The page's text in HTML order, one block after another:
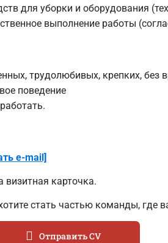
для уборки и оборудования
выполнение работы
трудолюбивых, крепких, без
поведение
e-mail]
карточка.
стать частью команды, где
Отправить CV